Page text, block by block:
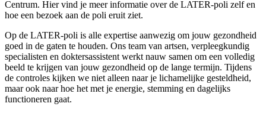
Centrum. Hier vind je meer informatie over de LATER-poli zelf en
hoe een bezoek aan de poli eruit ziet.
Op de LATER-poli is alle expertise aanwezig om jouw gezondheid
goed in de gaten te houden. Ons team van artsen, verpleegkundig
specialisten en doktersassistent werkt nauw samen om een volledig
beeld te krijgen van jouw gezondheid op de lange termijn. Tijdens
de controles kijken we niet alleen naar je lichamelijke gesteldheid,
maar ook naar hoe het met je energie, stemming en dagelijks
functioneren gaat.